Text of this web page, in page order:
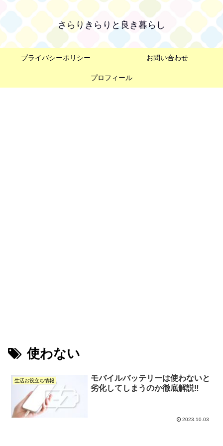
さらりきらりと良き暮らし
プライバシーポリシー お問い合わせ
プロフィール
使わない
生活お役立ち情報
モバイルバッテリーは使わないと
劣化してしまうのか徹底解説‼
2023.10.03